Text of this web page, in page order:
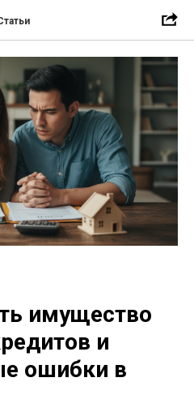
имущество
и
ошибки в